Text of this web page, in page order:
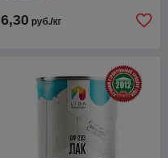
6,30 руб./кг